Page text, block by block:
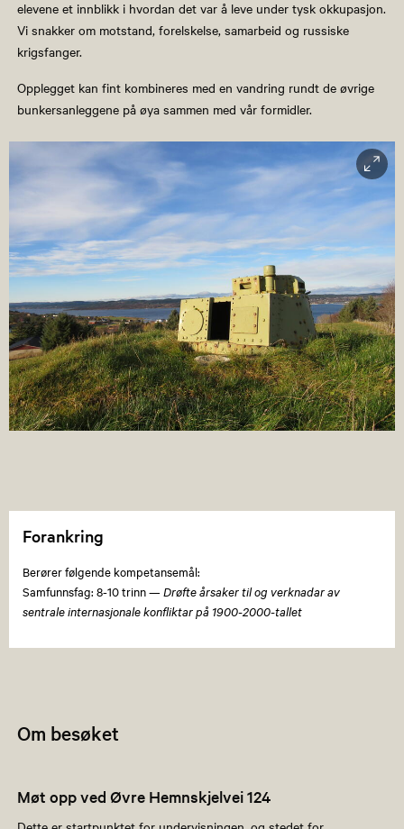
elevene et innblikk i hvordan det var å leve under tysk okkupasjon.
Vi snakker om motstand, forelskelse, samarbeid og russiske
krigsfanger.
Opplegget kan fint kombineres med en vandring rundt de øvrige
bunkersanleggene på øya sammen med vår formidler.
Forankring
Berører følgende kompetansemål:
Samfunnsfag: 8-10 trinn —Drøfte årsaker til og verknadar av
sentrale internasjonale konfliktar på 1900-2000-tallet
Om besøket
Møt opp ved Øvre Hemnskjelvei 124